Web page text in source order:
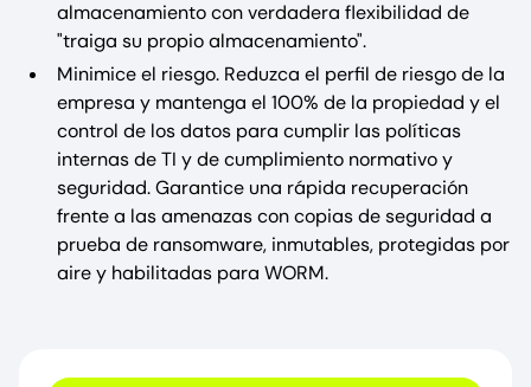
almacenamiento con verdadera flexibilidad de
"traiga su propio almacenamiento".
Minimice el riesgo. Reduzca el perfil de riesgo de la
empresa y mantenga el 100% de la propiedad y el
control de los datos para cumplir las políticas
internas de TI y de cumplimiento normativo y
seguridad. Garantice una rápida recuperación
frente a las amenazas con copias de seguridad a
prueba de ransomware, inmutables, protegidas por
aire y habilitadas para WORM.